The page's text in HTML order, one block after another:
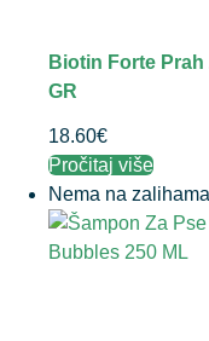
Biotin Forte
GR
18.60€
Pročitaj više
Nema na zalihama